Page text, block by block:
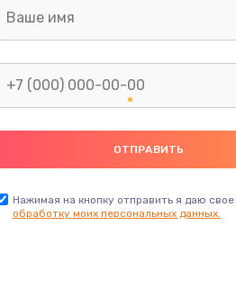
Нажимая на кнопку отправить я даю свое
обработку моих персональных данных.